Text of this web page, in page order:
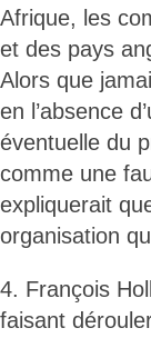
Afrique, les
et des pays
Alors que
en l’absence
éventuelle du
comme une
expliquerait
organisation
4. François
faisant